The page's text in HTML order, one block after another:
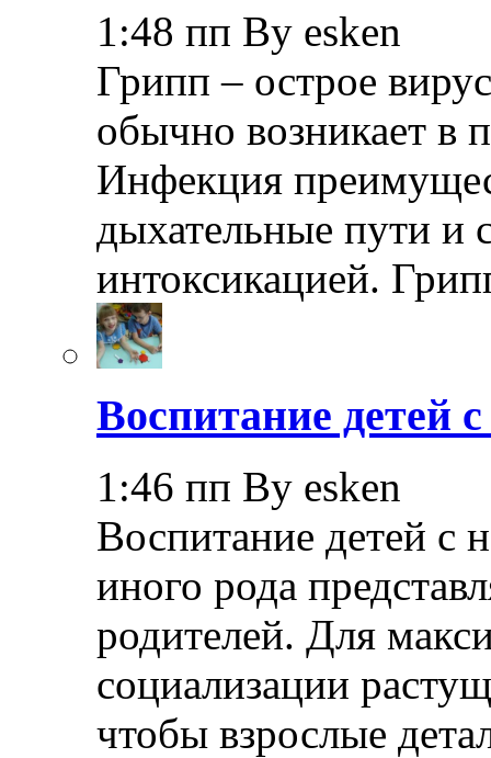
1:48 пп By esken
Грипп – острое
обычно возникает в
Инфекция
дыхательные пути и
интоксикацией.
Воспитание детей
1:46 пп By esken
Воспитание детей с
иного рода
родителей. Для
социализации
чтобы взрослые